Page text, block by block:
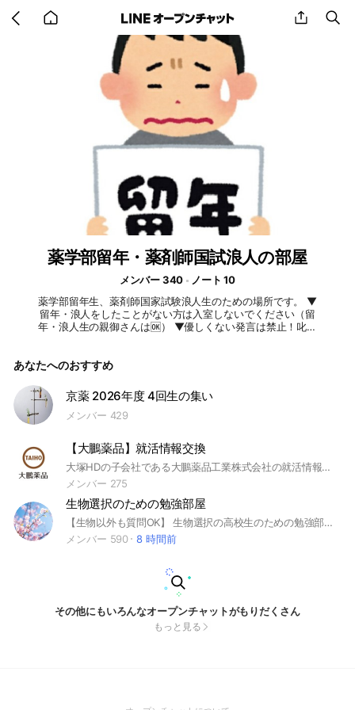
back share
薬学部留年・薬剤師国試浪人の部屋
メンバー 340
ノート 10
薬学部留年生、薬剤師国家試験浪人生のための場所です。 ▼
留年・浪人をしたことがない方は入室しないでください（留
年・浪人生の親御さんは🆗） ▼優しくない発言は禁止！叱咤
相談はお近くの医療機関へ行きましょう！】 ※以下の「OpenC
せることがあります。 http://openchat-blog.line.me/archive
s/1735091.html #薬学部 #薬剤師 #留年 #浪人
あなたへのおすすめ
京薬 2026年度 4回生の集い
メンバー 429
【大鵬薬品】就活情報交換
大塚HDの子会社である大鵬薬品工業株式会社の就活情報交換オープンチャットです。 #大鵬薬品 #大塚HD #製薬 #就活
メンバー 275
生物選択のための勉強部屋
【生物以外も質問OK】 生物選択の高校生のための勉強部屋です。 理系・文系どちらも歓迎します😊 文理選択、入試科目で迷っている方も 生物を独学したい方もどうぞ♫ 質問に答えてくれる方、 とにかく生物学が好き！という方は 誰でも大歓迎。 生物系の進路相談や受験の情報交換、 生物に関する雑談もしています✨ 【生物について】 ・記述問題 ・実験考察問題 ・計算問題 のコツや添削、得点アップの アドバイスもしています。 【化学について】 ・物質量（mol）の計算 ・濃度（モル濃度など）の計算 ・有機化学 を中心に化学のニガテを 得意に変えるコツを じっくりお伝えします。 【他の科目について】 国語、数学、英語、地理なども 質問OKです！ 管理者は国立大の生命科学系を 生物・化学選択で受験。 予備校の個別指導教員として、 難関大や医学部を含めた 受験生の化学・生物の指導経験アリ。 夢に向かって頑張る受験生を応援すべく できる範囲で質問にお答えします…！！ #苦手克服 #共通テスト #テスト対策 #定期テスト #大学受験 #大学入試 #高校生 #勉強法 #合格 #浪人 #国立大学 #国公立大学 #私立大学 #生物基礎 #化学基礎 #高校生物 #高校化学 #小論文 #生物学オリンピック #生オリ #試験 #面接 #文理選択 #進路指導 #進路 #自習 #宿題 #質問 #添削 #過去問 #模試 #理学部 #生物学科 #農学部 #分子生物学 #生化学 #バイオテクノロジー #動物 #植物 #微生物
メンバー 590
8 時間前
その他にもいろんなオープンチャットがもりだくさん
もっと見る